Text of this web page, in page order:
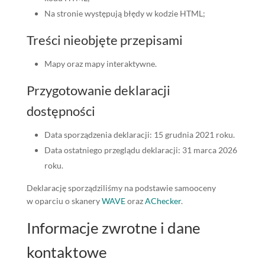
Na stronie występują błędy w kodzie HTML;
Treści nieobjęte przepisami
Mapy oraz mapy interaktywne.
Przygotowanie deklaracji
dostępności
Data sporządzenia deklaracji: 15 grudnia 2021 roku.
Data ostatniego przeglądu deklaracji: 31 marca 2026
roku.
Deklarację sporządziliśmy na podstawie samooceny
w oparciu o skaneryWAVEorazAChecker.
Informacje zwrotne i dane
kontaktowe